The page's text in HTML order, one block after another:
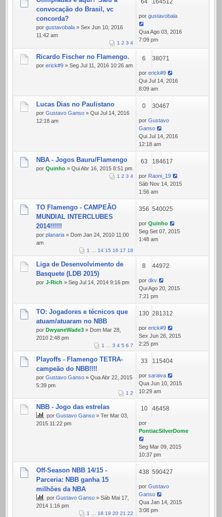
convocação do Brasil, vc
concorda?
por gustavobala » Sex Jun 10, 2016
11:42 am
1 2 3 4
64 164512
por gustavobala
Qua Ago 03, 2016
7:09 pm
Ricardo Fischer no Flamengo.
por erick#9 » Seg Jul 11, 2016 10:26 am
6 38071
por erick#9
Qui Jul 14, 2016
8:09 am
Lucas Dias no Paulistano
por Gustavo Ganso » Qui Jul 14, 2016
12:18 am
0 30467
por Gustavo
Ganso
Qui Jul 14, 2016
12:18 am
NBA - Jogos Bauru/Flamengo
por Quinho » Qui Abr 16, 2015 8:51 pm
1 2 3 4
63 184617
por Raoni_19
Sáb Nov 14, 2015
1:56 am
TO Flamengo - CAMPEÃO
MUNDIAL INTERCLUBES
2014!!!!!!
por planaria » Dom Jan 24, 2010 11:00
am
1 … 14 15 16 17 18
356 540025
por Quinho
Seg Set 07, 2015
1:48 am
Liga de Desenvolvimento de
Basquete (LDB 2015)
por J-Rich » Seg Jul 14, 2014 9:16 pm
8 44972
por dkv
Qui Ago 20, 2015
7:21 pm
TO: Jogadores e técnicos que
atuam/atuaram no NBB
por DwyaneWade3 » Dom Mar 28,
2010 2:48 pm
1 … 3 4 5 6 7
130 281312
por erick#9
Sex Jun 26, 2015
2:25 pm
Playoffs - Flamengo TETRA-
campeão do NBB!!!!
por Gustavo Ganso » Qua Abr 22, 2015
5:39 pm
1 2
33 115404
por saraiva
Qua Jun 10, 2015
10:29 am
NBB - Jogo das estrelas
por Gustavo Ganso » Ter Mar 03,
2015 11:22 pm
10 46458
por
PontiacSilverDome
Seg Mar 09, 2015
10:37 pm
Off-Season NBB 14/15 -
Parceria: NBB ganha 15
milhões da NBA
por Gustavo Ganso » Sáb Mai 17,
2014 1:16 pm
1 … 18 19 20 21 22
438 590427
por Gustavo
Ganso
Qua Jan 14, 2015
3:08 pm